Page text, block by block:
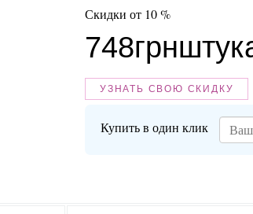
Скидки от 10 %
748грн
УЗНАТЬ СВОЮ СКИДКУ
Купить в один клик